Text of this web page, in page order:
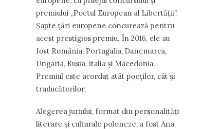
premiului „Poetul European al Libertății”.
Șapte țări europene concurează pentru
acest prestigios premiu. În 2016, ele au
fost România, Portugalia, Danemarca,
Ungaria, Rusia, Italia și Macedonia.
Premiul este acordat atât poeților, cât și
traducătorilor.
Alegerea juriului, format din personalități
literare și culturale poloneze, a fost Ana